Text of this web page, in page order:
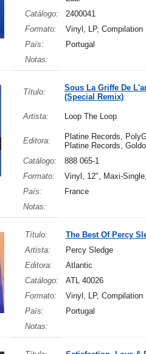
Catálogo:
2400041
Formato:
Vinyl, LP, Compilation
País:
Portugal
Notas:
Título:
Sous La Griffe De
(Special Remix)
Artista: Loop The Loop
Editora:
Platine Records,
Platine Records,
Catálogo:
888 065-1
Formato:
Vinyl, 12", Maxi-
País:
France
Notas:
Título:
The Best Of Percy
Artista:
Percy Sledge
Editora:
Atlantic
Catálogo:
ATL 40026
Formato:
Vinyl, LP, Compilation
País:
Portugal
Notas: